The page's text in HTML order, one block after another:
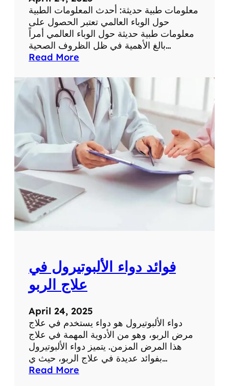
ل
ل
ص
ح
ة
معلومات طبية حديثة: أحدث المعلومات الطبية
حول الوباء العالمي تعتبر الحصول على
معلومات طبية حديثة حول الوباء العالمي أمراً
بالغ الأهمية في ظل الظروف الصحية…
Read More
ح
د
ث
ا
ل
م
ع
ل
و
م
ا
ي
ة
ح
ل
ا
ل
و
ا
فوائد دواء الألبوتيرول في
علاج الربو
April 24, 2025
دواء الألبوتيرول هو دواء يستخدم في علاج
مرض الربو، وهو من الأدوية المهمة في علاج
هذا المرض المزمن. يتميز دواء الألبوتيرول
بفوائد عديدة في علاج الربو، حيث ي…
Read More